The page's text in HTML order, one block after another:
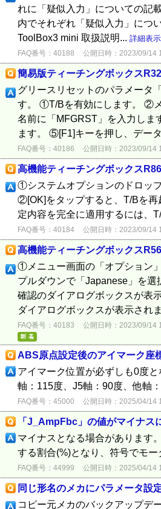
れに「疑似入力」についての記
内でそれぞれ「疑似入力」につ
ToolBox3 mini 取扱説明... 詳細表示
FAQ番号：40188 公開日時：2023/09/14
簡易版ティーチングボックス
グリースリセットのパラメータ
す。 ①T/Bを有効にします。 ②
名前に「MFGRST」を入力し
ます。 ⑤[F1]キーを押し、デー
FAQ番号：40186 公開日時：2023/09/14
高機能ティーチングボックス
①システムオプションのドロッ
②[OK]をタップすると、T/Bを
定内容を完全に適用するには、
FAQ番号：40184 公開日時：2023/09/14
高機能ティーチングボックス
①メニュー画面の「オプション
プルダウンで「Japanese」を
確認のダイアログボックスが表
ダイアログボックスが表示され
FAQ番号：40183 公開日時：2023/09/14
ABS原点設定後のアイマーク座
アイマーク位置が必ずしも0度
軸：115度、J5軸：90度、他軸
FAQ番号：45000 公開日時：2025/04/14
「J_AmpFbc」の値がマイナス
マイナスとなる場合があります
する割合(%)となり、符号でモ
FAQ番号：44999 公開日時：2025/04/14
同じ形名のメカにパラメータ設
コピー元メカのバックアップデ